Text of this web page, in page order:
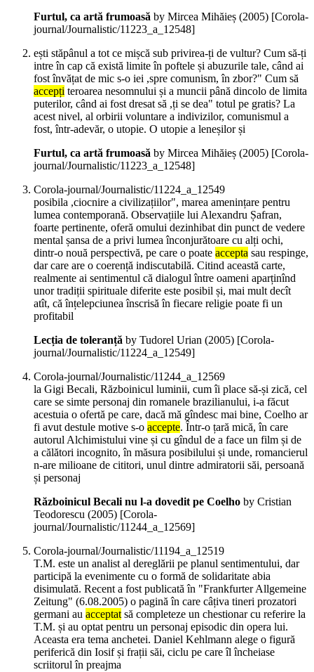
Furtul, ca artă frumoasă by Mircea Mihăieș (2005) [Corola-
journal/Journalistic/11223_a_12548]
ești stăpânul a tot ce mișcă sub privirea-ți de vultur? Cum să-ți
intre în cap că există limite în poftele și abuzurile tale, când ai
fost învățat de mic s-o iei ,spre comunism, în zbor?" Cum să
accepți teroarea nesomnului și a muncii până dincolo de limita
puterilor, când ai fost dresat să ,ți se dea" totul pe gratis? La
acest nivel, al orbirii voluntare a indivizilor, comunismul a
fost, într-adevăr, o utopie. O utopie a leneșilor și
Furtul, ca artă frumoasă by Mircea Mihăieș (2005) [Corola-
journal/Journalistic/11223_a_12548]
Corola-journal/Journalistic/11224_a_12549
posibila ,ciocnire a civilizațiilor", marea amenințare pentru
lumea contemporană. Observațiile lui Alexandru Șafran,
foarte pertinente, oferă omului dezinhibat din punct de vedere
mental șansa de a privi lumea înconjurătoare cu alți ochi,
dintr-o nouă perspectivă, pe care o poate accepta sau respinge,
dar care are o coerență indiscutabilă. Citind această carte,
realmente ai sentimentul că dialogul între oameni aparținînd
unor tradiții spirituale diferite este posibil și, mai mult decît
atît, că înțelepciunea înscrisă în fiecare religie poate fi un
profitabil
Lecția de toleranță by Tudorel Urian (2005) [Corola-
journal/Journalistic/11224_a_12549]
Corola-journal/Journalistic/11244_a_12569
la Gigi Becali, Războinicul luminii, cum îi place să-și zică, cel
care se simte personaj din romanele brazilianului, i-a făcut
acestuia o ofertă pe care, dacă mă gîndesc mai bine, Coelho ar
fi avut destule motive s-o accepte. Într-o țară mică, în care
autorul Alchimistului vine și cu gîndul de a face un film și de
a călători incognito, în măsura posibilului și unde, romancierul
n-are milioane de cititori, unul dintre admiratorii săi, persoană
și personaj
Războinicul Becali nu l-a dovedit pe Coelho by Cristian
Teodorescu (2005) [Corola-
journal/Journalistic/11244_a_12569]
Corola-journal/Journalistic/11194_a_12519
T.M. este un analist al dereglării pe planul sentimentului, dar
participă la evenimente cu o formă de solidaritate abia
disimulată. Recent a fost publicată în "Frankfurter Allgemeine
Zeitung" (6.08.2005) o pagină în care câțiva tineri prozatori
germani au acceptatsă completeze un chestionar cu referire la
T.M. și au optat pentru un personaj episodic din opera lui.
Aceasta era tema anchetei. Daniel Kehlmann alege o figură
periferică din Iosif și frații săi, ciclu pe care îl încheiase
scriitorul în preajma